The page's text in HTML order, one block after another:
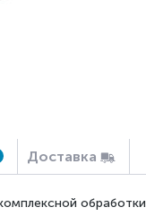
Доставка
обработки